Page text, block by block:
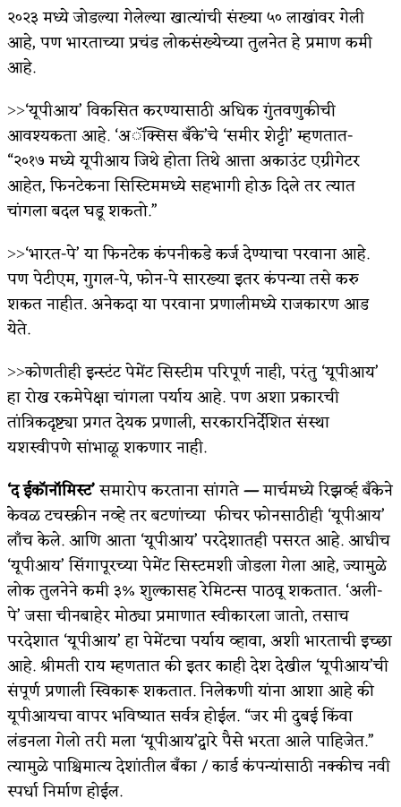
२०२३ मध्ये जोडल्या गेलेल्या खात्यांची संख्या ५० लाखांवर गेली
आहे, पण भारताच्या प्रचंड लोकसंख्येच्या तुलनेत हे प्रमाण कमी
आहे.
˃˃‘यूपीआय’ विकसित करण्यासाठी अधिक गुंतवणुकीची
आवश्यकता आहे. ‘अॅक्सिस बँके’चे ‘समीर शेट्टी’ म्हणतात-
“२०१७ मध्ये यूपीआय जिथे होता तिथे आत्ता अकाउंट एग्रीगेटर
आहेत, फिनटेकना सिस्टिममध्ये सहभागी होऊ दिले तर त्यात
चांगला बदल घडू शकतो.”
˃˃‘भारत-पे’ या फिनटेक कंपनीकडे कर्ज देण्याचा परवाना आहे.
पण पेटीएम, गुगल-पे, फोन-पे सारख्या इतर कंपन्या तसे करु
शकत नाहीत. अनेकदा या परवाना प्रणालीमध्ये राजकारण आड
येते.
˃˃कोणतीही इन्स्टंट पेमेंट सिस्टीम परिपूर्ण नाही, परंतु ‘यूपीआय’
हा रोख रकमेपेक्षा चांगला पर्याय आहे. पण अशा प्रकारची
तांत्रिकदृष्ट्या प्रगत देयक प्रणाली, सरकारनिर्देशित संस्था
यशस्वीपणे सांभाळू शकणार नाही.
‘द ईकॉनॉमिस्ट’समारोप करताना सांगते—मार्चमध्ये रिझर्व्ह बँकेने
केवळ टचस्क्रीन नव्हे तर बटणांच्या फीचर फोनसाठीही ‘यूपीआय’
लाँच केले. आणि आता ‘यूपीआय’ परदेशातही पसरत आहे. आधीच
‘यूपीआय’ सिंगापूरच्या पेमेंट सिस्टमशी जोडला गेला आहे, ज्यामुळे
लोक तुलनेने कमी ३% शुल्कासह रेमिटन्स पाठवू शकतात. ‘अली-
पे’ जसा चीनबाहेर मोठ्या प्रमाणात स्वीकारला जातो, तसाच
परदेशात ‘यूपीआय’ हा पेमेंटचा पर्याय व्हावा, अशी भारताची इच्छा
आहे. श्रीमती राय म्हणतात की इतर काही देश देखील ‘यूपीआय’ची
संपूर्ण प्रणाली स्विकारू शकतात. निलेकणी यांना आशा आहे की
यूपीआयचा वापर भविष्यात सर्वत्र होईल. “जर मी दुबई किंवा
लंडनला गेलो तरी मला ‘यूपीआय’द्वारे पैसे भरता आले पाहिजेत.”
त्यामुळे पाश्चिमात्य देशांतील बँका / कार्ड कंपन्यांसाठी नक्कीच नवी
स्पर्धा निर्माण होईल.